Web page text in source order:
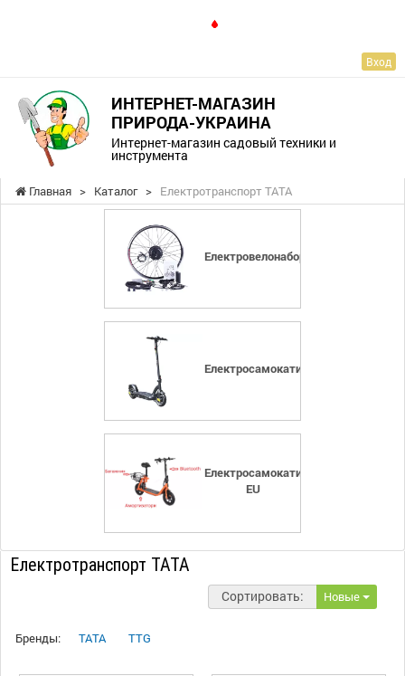
Вход
ИНТЕРНЕТ-МАГАЗИН
ПРИРОДА-УКРАИНА
Интернет-магазин садовый техники и
инструмента
Главная > Каталог > Електротранспорт ТАТА
Електровелонабори
Електросамокати
Електросамокати
EU
Електротранспорт ТАТА
Сортировать: Новые
Бренды: TATA TTG